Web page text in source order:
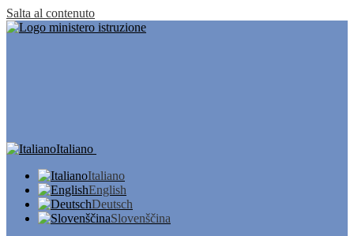
Salta al contenuto
Italiano
Italiano
English
Deutsch
Slovenščina